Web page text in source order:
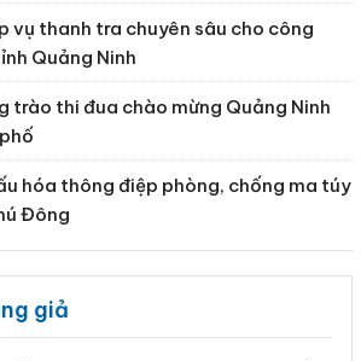
vụ thanh tra chuyên sâu cho công
Quảng Ninh
trào thi đua chào mừng Quảng Ninh
hóa thông điệp phòng, chống ma túy
Đông
giả